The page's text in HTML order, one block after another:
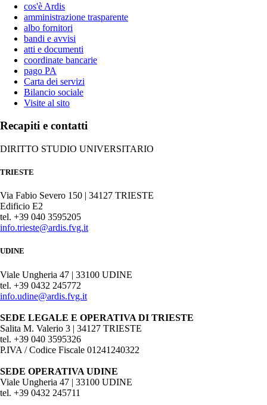
cos'è Ardis
amministrazione trasparente
albo fornitori
bandi e avvisi
atti e documenti
coordinate bancarie
pago PA
Carta dei servizi
Bilancio sociale
Visite al sito
Recapiti e contatti
DIRITTO STUDIO UNIVERSITARIO
TRIESTE
Via Fabio Severo 150 | 34127 TRIESTE
Edificio E2
tel. +39 040 3595205
info.trieste@ardis.fvg.it
UDINE
Viale Ungheria 47 | 33100 UDINE
tel. +39 0432 245772
info.udine@ardis.fvg.it
SEDE LEGALE E OPERATIVA DI TRIESTE
Salita M. Valerio 3 | 34127 TRIESTE
tel. +39 040 3595326
P.IVA / Codice Fiscale 01241240322
SEDE OPERATIVA UDINE
Viale Ungheria 47 | 33100 UDINE
tel. +39 0432 245711